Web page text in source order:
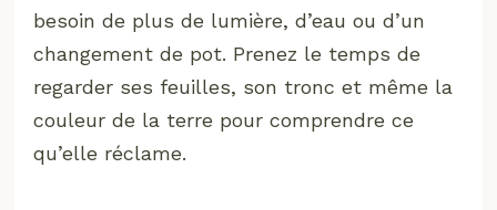
besoin de plus de lumière, d’eau ou d’un
changement de pot. Prenez le temps de
regarder ses feuilles, son tronc et même la
couleur de la terre pour comprendre ce
qu’elle réclame.